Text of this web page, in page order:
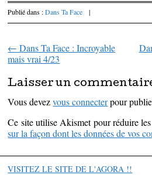
Publié dans :Dans Ta Face |
Parcourir les
← Dans Ta Face : Incroyable
mais vrai 4/23
Laisser un
Vous devezvous connecterpour
Ce site utilise Akismet pour réduire
sur la façon dont les données de vos
VISITEZ LE SITE DE L'AGORA !!